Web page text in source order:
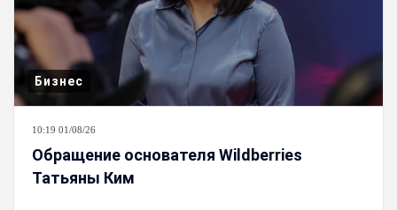
Бизнес
10:19 01/08/26
Обращение основателя Wildberries
Татьяны Ким